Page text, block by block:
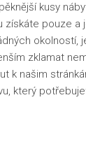
kusy
získáte pouze a
okolností,
zklamat
k našim
, který